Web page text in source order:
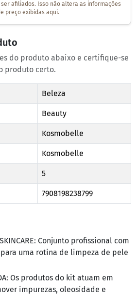
ser afiliados. Isso não altera as informações
preço exibidas aqui.
do produto abaixo e certifique-se
produto certo.
Beleza
Beauty
Kosmobelle
Kosmobelle
5
7908198238799
Conjunto profissional com
uma rotina de limpeza de pele
Os produtos do kit atuam em
impurezas, oleosidade e